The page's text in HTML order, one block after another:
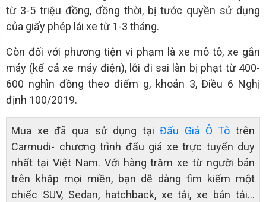
từ 3-5 triệu đồng, đồng thời, bị tước quyền sử dụng
của giấy phép lái xe từ 1-3 tháng.
Còn đối với phương tiện vi phạm là xe mô tô, xe gắn
máy (kể cả xe máy điện), lỗi đi sai làn bị phạt từ 400-
600 nghìn đồng theo điểm g, khoản 3, Điều 6 Nghị
định 100/2019.
Mua xe đã qua sử dụng tạiĐấu Giá Ô Tô trên
Carmudi- chương trình đấu giá xe trực tuyến duy
nhất tại Việt Nam. Với hàng trăm xe từ người bán
trên khắp mọi miền, bạn dễ dàng tìm kiếm một
chiếc SUV, Sedan, hatchback, xe tải, xe bán tải…